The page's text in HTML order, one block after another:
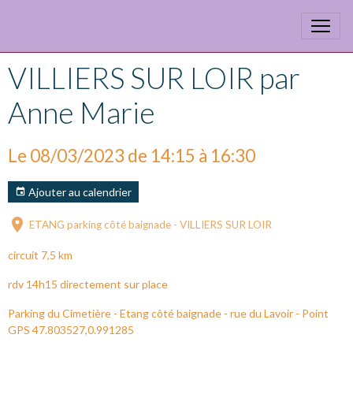
VILLIERS SUR LOIR par
Anne Marie
Le 08/03/2023 de 14:15 à 16:30
Ajouter au calendrier
ETANG parking côté baignade - VILLIERS SUR LOIR
circuit 7,5 km
rdv 14h15 directement sur place
Parking du Cimetière - Etang côté baignade - rue du Lavoir - Point
GPS 47.803527,0.991285